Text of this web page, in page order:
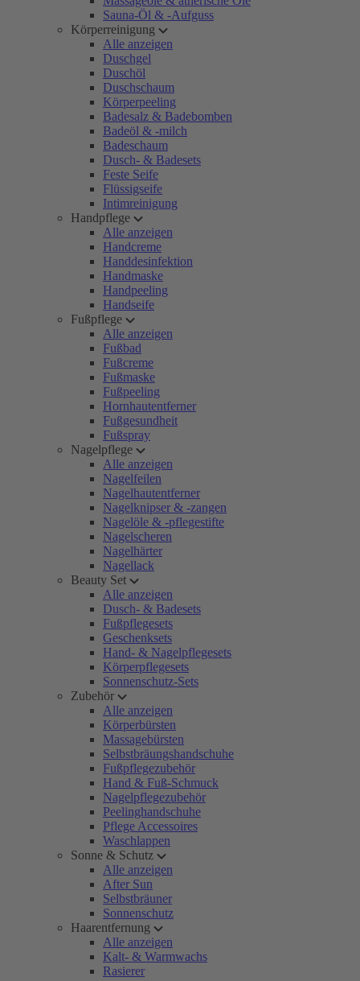
Sauna-Öl & -Aufguss
Körperreinigung
Alle anzeigen
Duschgel
Duschöl
Duschschaum
Körperpeeling
Badesalz & Badebomben
Badeöl & -milch
Badeschaum
Dusch- & Badesets
Feste Seife
Flüssigseife
Intimreinigung
Handpflege
Alle anzeigen
Handcreme
Handdesinfektion
Handmaske
Handpeeling
Handseife
Fußpflege
Alle anzeigen
Fußbad
Fußcreme
Fußmaske
Fußpeeling
Hornhautentferner
Fußgesundheit
Fußspray
Nagelpflege
Alle anzeigen
Nagelfeilen
Nagelhautentferner
Nagelknipser & -zangen
Nagelöle & -pflegestifte
Nagelscheren
Nagelhärter
Nagellack
Beauty Set
Alle anzeigen
Dusch- & Badesets
Fußpflegesets
Geschenksets
Hand- & Nagelpflegesets
Körperpflegesets
Sonnenschutz-Sets
Zubehör
Alle anzeigen
Körperbürsten
Massagebürsten
Selbstbräungshandschuhe
Fußpflegezubehör
Hand & Fuß-Schmuck
Nagelpflegezubehör
Peelinghandschuhe
Pflege Accessoires
Waschlappen
Sonne & Schutz
Alle anzeigen
After Sun
Selbstbräuner
Sonnenschutz
Haarentfernung
Alle anzeigen
Kalt- & Warmwachs
Rasierer